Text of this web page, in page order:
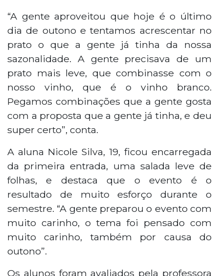
“A gente aproveitou que hoje é o último
dia de outono e tentamos acrescentar no
prato o que a gente já tinha da nossa
sazonalidade. A gente precisava de um
prato mais leve, que combinasse com o
nosso vinho, que é o vinho branco.
Pegamos combinações que a gente gosta
com a proposta que a gente já tinha, e deu
super certo”, conta.
A aluna Nicole Silva, 19, ficou encarregada
da primeira entrada, uma salada leve de
folhas, e destaca que o evento é o
resultado de muito esforço durante o
semestre. “A gente preparou o evento com
muito carinho, o tema foi pensado com
muito carinho, também por causa do
outono”.
Os alunos foram avaliados pela professora